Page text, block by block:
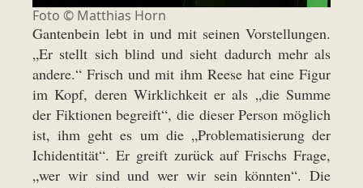
Foto © Matthias Horn
Gantenbein lebt in und mit seinen Vorstellungen.
„Er stellt sich blind und sieht dadurch mehr als
andere.“ Frisch und mit ihm Reese hat eine Figur
im Kopf, deren Wirklichkeit er als „die Summe
der Fiktionen begreift“, die dieser Person möglich
ist, ihm geht es um die „Problematisierung der
Ichidentität“. Er greift zurück auf Frischs Frage,
„wer wir sind und wer wir sein könnten“. Die